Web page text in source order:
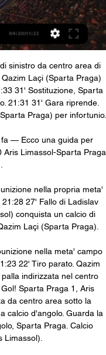
sinistro da centro area di
Laçi (Sparta Praga)
31' Sostituzione, Sparta
21:31 31' Gara riprende.
Praga) per infortunio.
fa — Ecco una guida per
Limassol-Sparta Praga
nella propria meta'
27' Fallo di Ladislav
conquista un calcio di
Laçi (Sparta Praga).
nella meta' campo
22' Tiro parato. Qazim
indirizzata nel centro
Sparta Praga 1, Aris
da centro area sotto la
calcio d'angolo. Guarda la
Sparta Praga. Calcio
Limassol).